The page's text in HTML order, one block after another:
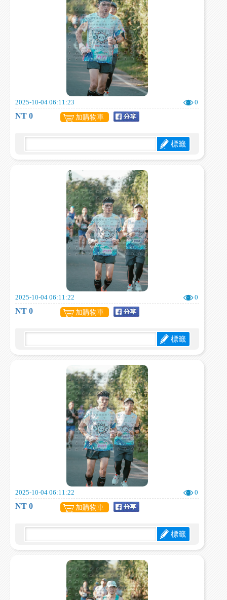
2025-10-04 06:11:23 0
NT 0 加購物車
標籤
2025-10-04 06:11:22 0
NT 0 加購物車
標籤
2025-10-04 06:11:22 0
NT 0 加購物車
標籤